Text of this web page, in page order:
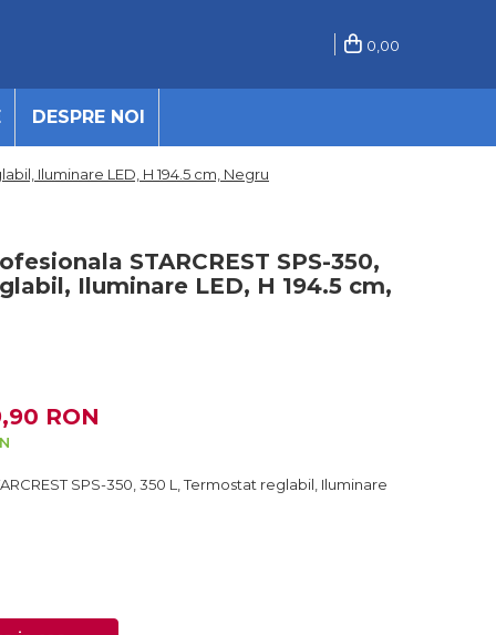
0,00
DESPRE NOI
Iluminare LED, H 194.5 cm, Negru
STARCREST SPS-350,
Iluminare LED, H 194.5 cm,
RON
SPS-350, 350 L, Termostat reglabil, Iluminare